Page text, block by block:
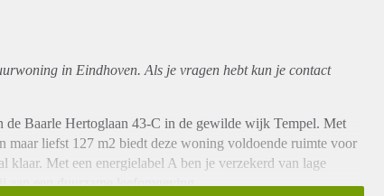
in Eindhoven. Als je vragen hebt kun je contact
de Baarle Hertoglaan 43-C in de gewilde wijk Tempel. Met
maar liefst 127 m2 biedt deze woning voldoende ruimte voor
klaar. Met een energielabel A ben je verzekerd van lage
aan een duurzame leefomgeving.